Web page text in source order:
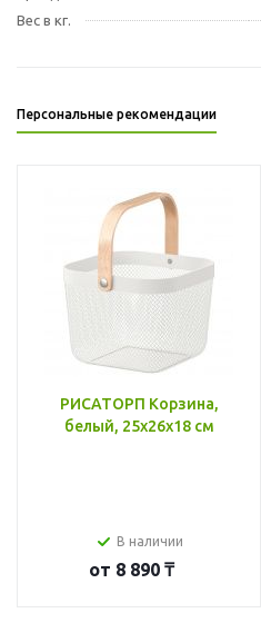
Вес в кг.
Персональные рекомендации
РИСАТОРП Корзина,
белый, 25x26x18 см
В наличии
от 8 890 ₸